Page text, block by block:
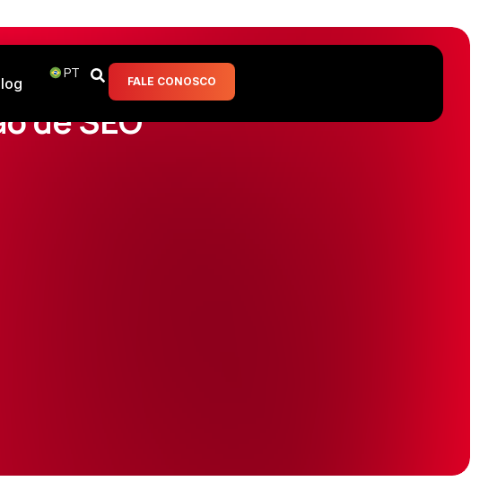
PT
FALE CONOSCO
de SEO